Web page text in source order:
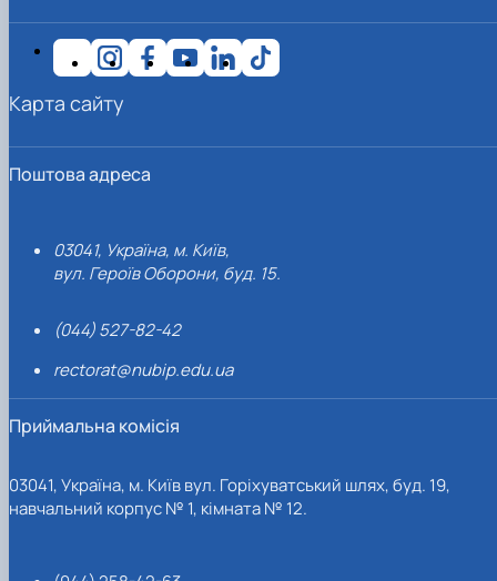
Поштова адреса
03041, Україна, м. Київ,
вул. Героїв Оборони, буд. 15.
(044) 527-82-42
rectorat@nubip.edu.ua
Приймальна комісія
03041, Україна, м. Київ вул. Горіхуватський шлях, буд. 19,
навчальний корпус № 1, кімната № 12.
Карта сайту